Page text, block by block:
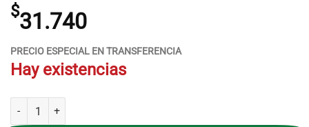
$31.740
PRECIO ESPECIAL EN TRANSFERENCIA
Hay existencias
Pava Eléctrica ATMA PE-0821NAP Negra 1.7Lts cantidad